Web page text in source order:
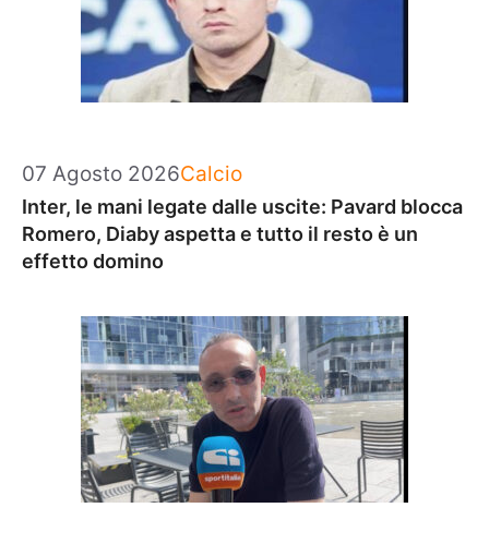
07 Agosto 2026Categorie
Calcio
Inter, le mani legate dalle uscite: Pavard blocca
Romero, Diaby aspetta e tutto il resto è un
effetto domino